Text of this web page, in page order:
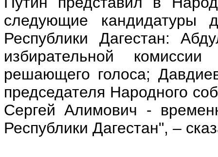
следующие кандидатуры
Республики Дагестан:
избирательной
решающего голоса;
председателя Народного
Сергей Алимович -
Республики Дагестан", –